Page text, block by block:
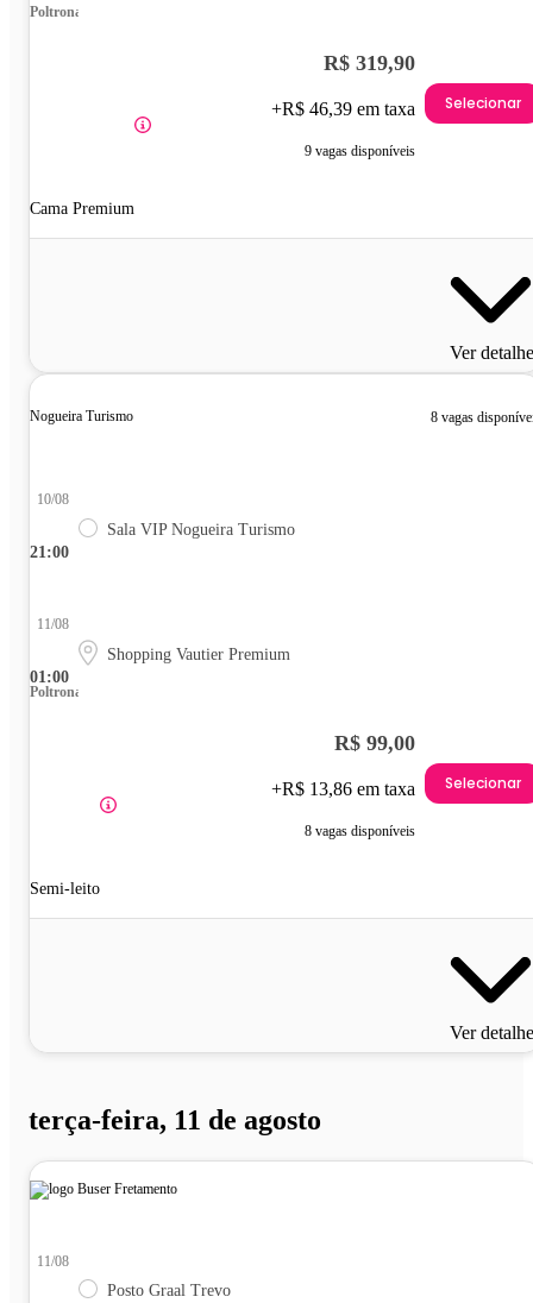
Poltrona
Cama Premium
R$ 319,90
+R$ 46,39 em taxa
9 vagas disponíveis
Selecionar
Ver
Nogueira Turismo 8 vagas
21:00
10/08
Sala VIP Nogueira Turismo
01:00
11/08
Shopping Vautier Premium
Poltrona
Semi-leito
R$ 99,00
+R$ 13,86 em taxa
8 vagas disponíveis
Selecionar
Ver
terça-feira, 11 de agosto
11/08
Posto Graal Trevo